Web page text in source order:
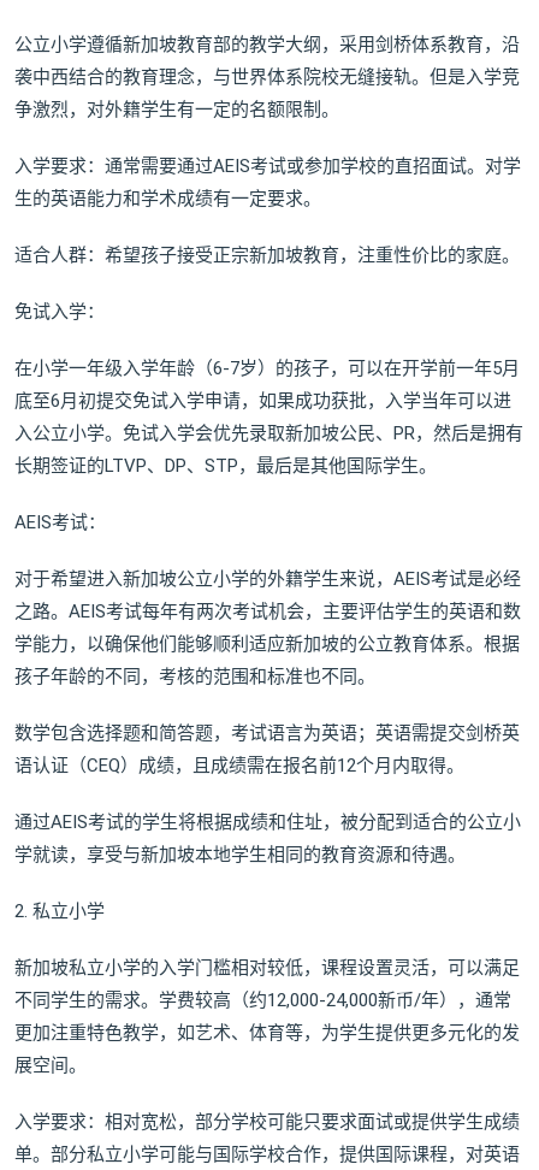
公立小学遵循新加坡教育部的教学大纲，采用剑桥体系教育，沿
袭中西结合的教育理念，与世界体系院校无缝接轨。但是入学竞
争激烈，对外籍学生有一定的名额限制。
入学要求：通常需要通过AEIS考试或参加学校的直招面试。对学
生的英语能力和学术成绩有一定要求。
适合人群：希望孩子接受正宗新加坡教育，注重性价比的家庭。
免试入学：
在小学一年级入学年龄（6-7岁）的孩子，可以在开学前一年5月
底至6月初提交免试入学申请，如果成功获批，入学当年可以进
入公立小学。免试入学会优先录取新加坡公民、PR，然后是拥有
长期签证的LTVP、DP、STP，最后是其他国际学生。
AEIS考试：
对于希望进入新加坡公立小学的外籍学生来说，AEIS考试是必经
之路。AEIS考试每年有两次考试机会，主要评估学生的英语和数
学能力，以确保他们能够顺利适应新加坡的公立教育体系。根据
孩子年龄的不同，考核的范围和标准也不同。
数学包含选择题和简答题，考试语言为英语；英语需提交剑桥英
语认证（CEQ）成绩，且成绩需在报名前12个月内取得。
通过AEIS考试的学生将根据成绩和住址，被分配到适合的公立小
学就读，享受与新加坡本地学生相同的教育资源和待遇。
2. 私立小学
新加坡私立小学的入学门槛相对较低，课程设置灵活，可以满足
不同学生的需求。学费较高（约12,000-24,000新币/年），通常
更加注重特色教学，如艺术、体育等，为学生提供更多元化的发
展空间。
入学要求：相对宽松，部分学校可能只要求面试或提供学生成绩
单。部分私立小学可能与国际学校合作，提供国际课程，对英语